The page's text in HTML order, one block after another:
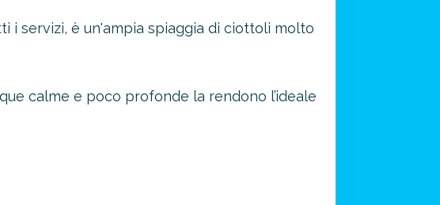
i servizi, è un'ampia spiaggia di ciottoli molto
calme e poco profonde la rendono l’ideale